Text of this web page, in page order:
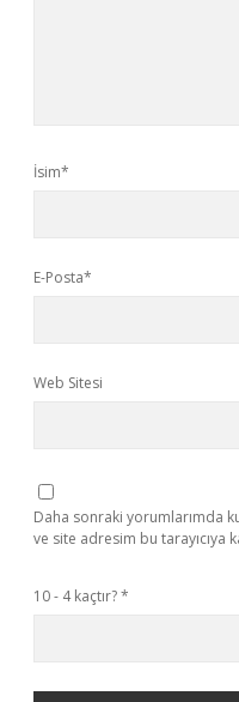
İsim*
E-Posta*
Web Sitesi
Daha sonraki yorumlarımda
ve site adresim bu tarayıcıya
10 - 4 kaçtır?*